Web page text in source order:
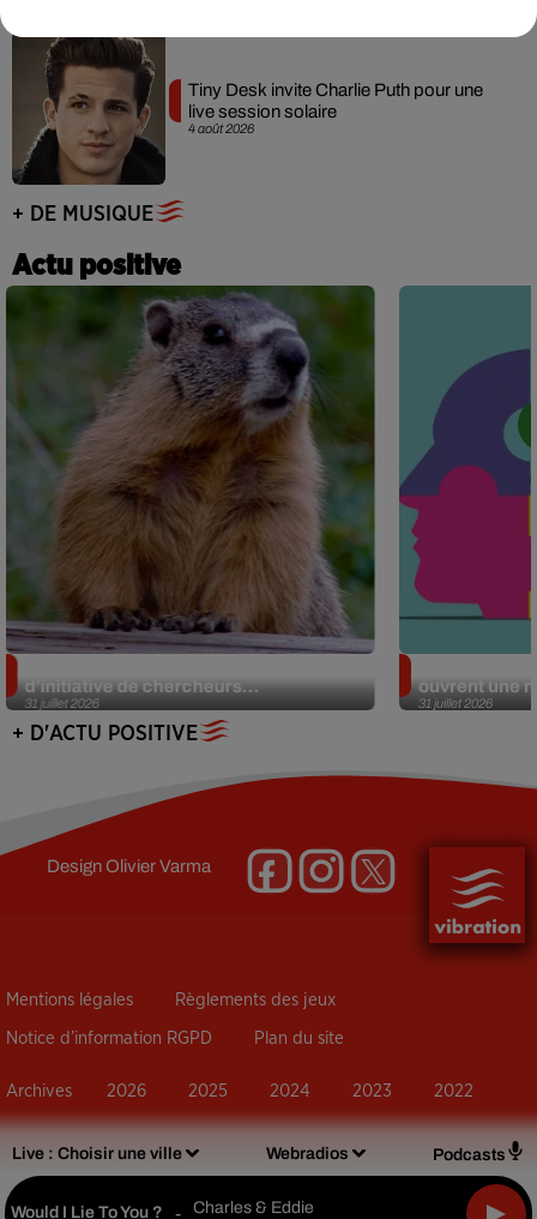
Live : Choisir une ville Webradios Podcasts
Would I Lie To You ? - Charles & Eddie
4 août 2026
Tiny Desk invite Charlie Puth pour une
live session solaire
+ DE MUSIQUE
Actu positive
31 juillet 2026
d’initiative de chercheurs...
31 juillet 2026
ouvrent une
+ D'ACTU POSITIVE
DesignOlivier Varma
Mentions légales Règlements des jeux
Notice d’information RGPD Plan du site
Archives 2026 2025 2024 2023 2022